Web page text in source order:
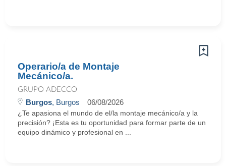
Operario/a de Montaje
Mecánico/a.
GRUPO ADECCO
Burgos, Burgos 06/08/2026
¿Te apasiona el mundo de el/la montaje mecánico/a y la
precisión? ¡Esta es tu oportunidad para formar parte de un
equipo dinámico y profesional en ...